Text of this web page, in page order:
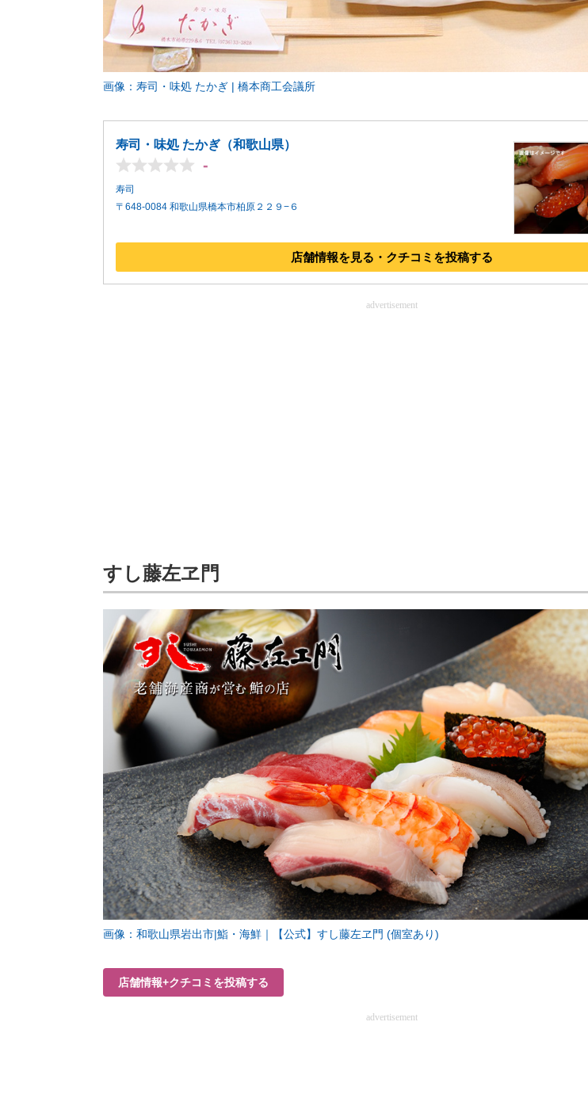
画像：寿司・味処 たかぎ | 橋本商工会議所
寿司・味処 たかぎ（和歌山県）
-
寿司
〒648-0084 和歌山県橋本市柏原２２９−６
店舗情報を見る・クチコミを投稿する
advertisement
すし藤左ヱ門
画像：和歌山県岩出市|鮨・海鮮｜【公式】すし藤左ヱ門 (個室あり)
店舗情報+クチコミを投稿する
advertisement